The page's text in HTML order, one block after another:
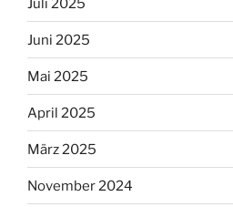
Juli 2025
Juni 2025
Mai 2025
April 2025
März 2025
November 2024